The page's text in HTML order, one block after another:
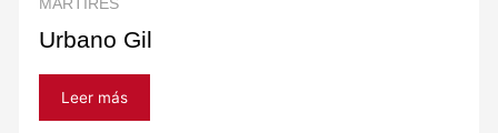
MARTIRES
Urbano Gil
Leer más